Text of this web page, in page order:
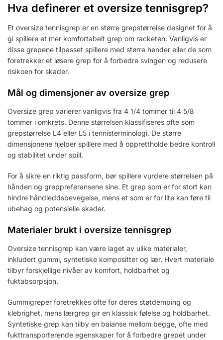
Hva definerer et oversize tennisgrep?
Et oversize tennisgrep er en større grepstørrelse designet for å
gi spillere et mer komfortabelt grep om racketen. Vanligvis er
disse grepene tilpasset spillere med større hender eller de som
foretrekker et løsere grep for å forbedre svingen og redusere
risikoen for skader.
Mål og dimensjoner av oversize grep
Oversize grep varierer vanligvis fra 4 1/4 tommer til 4 5/8
tommer i omkrets. Denne størrelsen klassifiseres ofte som
grepstørrelse L4 eller L5 i tennisterminologi. De større
dimensjonene hjelper spillere med å opprettholde bedre kontroll
og stabilitet under spill.
For å sikre en riktig passform, bør spillere vurdere størrelsen på
hånden og greppreferansene sine. Et grep som er for stort kan
hindre håndleddsbevegelse, mens et som er for lite kan føre til
ubehag og potensielle skader.
Materialer brukt i oversize tennisgrep
Oversize tennisgrep kan være laget av ulike materialer,
inkludert gummi, syntetiske kompositter og lær. Hvert materiale
tilbyr forskjellige nivåer av komfort, holdbarhet og
fuktabsorpsjon.
Gummigreper foretrekkes ofte for deres støtdemping og
klebrighet, mens lærgrep gir en klassisk følelse og holdbarhet.
Syntetiske grep kan tilby en balanse mellom begge, ofte med
fukttransporterende egenskaper for å forbedre grepet under